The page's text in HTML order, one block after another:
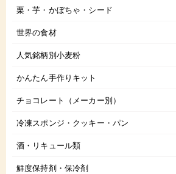
栗・芋・かぼちゃ・シード
世界の食材
人気銘柄別小麦粉
かんたん手作りキット
チョコレート（メーカー別）
冷凍スポンジ・クッキー・パン
酒・リキュール類
鮮度保持剤・保冷剤